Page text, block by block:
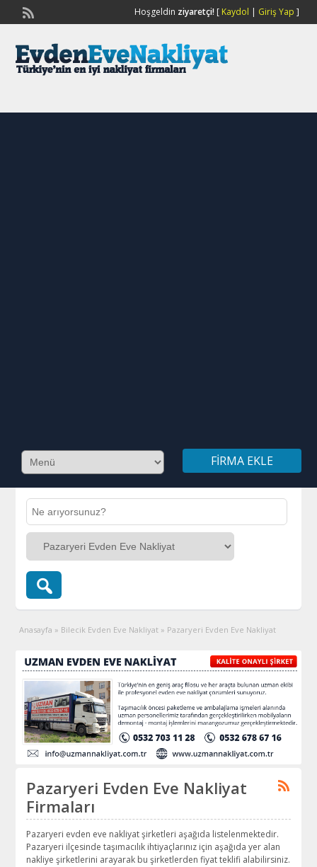
Hoşgeldin ziyaretçi![ Kaydol | Giriş Yap ]
FIRMA EKLE
Anasayfa » Bilecik Evden Eve Nakliyat » Pazaryeri Evden Eve Nakliyat
Pazaryeri Evden Eve Nakliyat
Firmaları
Pazaryeri evden eve nakliyat şirketleri aşağıda listelenmektedir.
Pazaryeri ilçesinde taşımacılık ihtiyaçlarınız için aşağıda yer alan
nakliye şirketlerini arayarak bu şirketlerden fiyat teklifi alabilirsiniz.